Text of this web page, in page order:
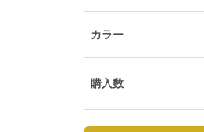
カラー
購入数